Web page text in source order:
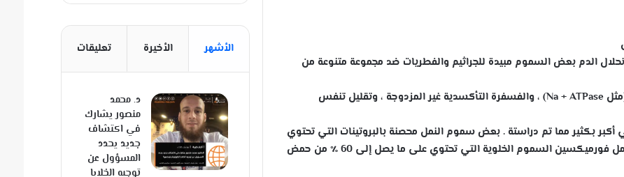
الدم بعض السموم مبيدة للجراثيم والفطريات ضد مجموعة متنوعة من
بالإضافة إلى ذلك لهذه الإفرازات أيضًا تثبيط الإنزيمات (مثل Na + ATPase) ، والفسفرة التأكسدية غير المزدوجة ، وتقليل تنفس
أكبر بكثير مما تم دراستة . بعض سموم النمل محصنة بالبروتينات التي تحتوي
على مجموعة متنوعة من الإنزيمات (مثل الليباز). ينتج النمل فورميكسين السموم الخلوية التي تحتوي على ما يصل إلى 60 ٪ من حمض
الأشهر الأخيرة تعليقات
د. محمد
منصور يشارك
في اكتشاف
جديد يحدد
المسؤول عن
توجيه الخلايا